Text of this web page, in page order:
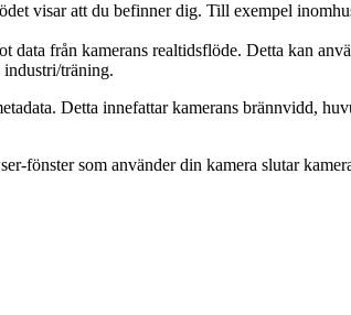
visar att du befinner dig. Till exempel
data från kamerans realtidsflöde. Detta kan
industri/träning.
Detta innefattar kamerans brännvidd,
som använder din kamera slutar